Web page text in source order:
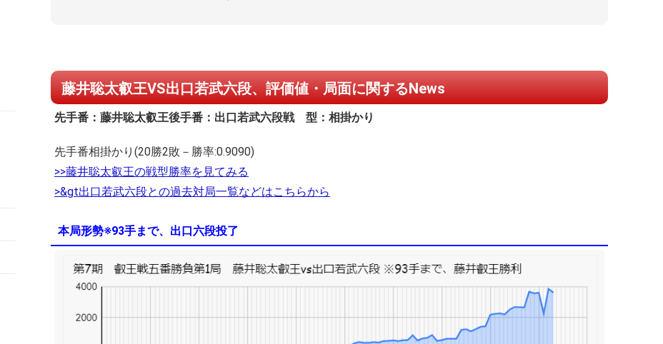
藤井聡太叡王VS出口若武六段、評価値・局面に関するNews
先手番：藤井聡太叡王後手番：出口若武六段戦 型：相掛かり
先手番相掛かり(20勝2敗－勝率:0.9090)
>>藤井聡太叡王の戦型勝率を見てみる
>&gt出口若武六段との過去対局一覧などはこちらから
本局形勢※93手まで、出口六段投了